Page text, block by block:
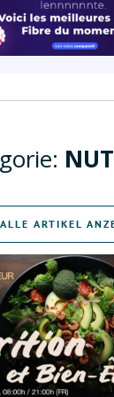
ALLE ARTIKEL